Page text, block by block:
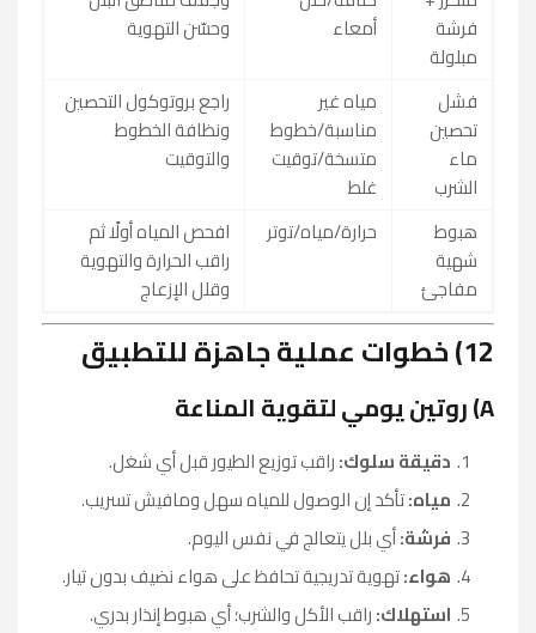
فرشة
مبلولة
أمعاء
وحسّن التهوية
فشل
تحصين
ماء
الشرب
مياه غير
مناسبة/خطوط
متسخة/توقيت
غلط
راجع بروتوكول التحصين
ونظافة الخطوط
والتوقيت
هبوط
شهية
مفاجئ
حرارة/مياه/توتر
افحص المياه أولًا ثم
راقب الحرارة والتهوية
وقلل الإزعاج
12) خطوات عملية جاهزة للتطبيق
A) روتين يومي لتقوية المناعة
دقيقة سلوك:راقب توزيع الطيور قبل أي شغل.
مياه:تأكد إن الوصول للمياه سهل ومافيش تسريب.
فرشة:أي بلل يتعالج في نفس اليوم.
هواء:تهوية تدريجية تحافظ على هواء نضيف بدون تيار.
استهلاك:راقب الأكل والشرب؛ أي هبوط إنذار بدري.